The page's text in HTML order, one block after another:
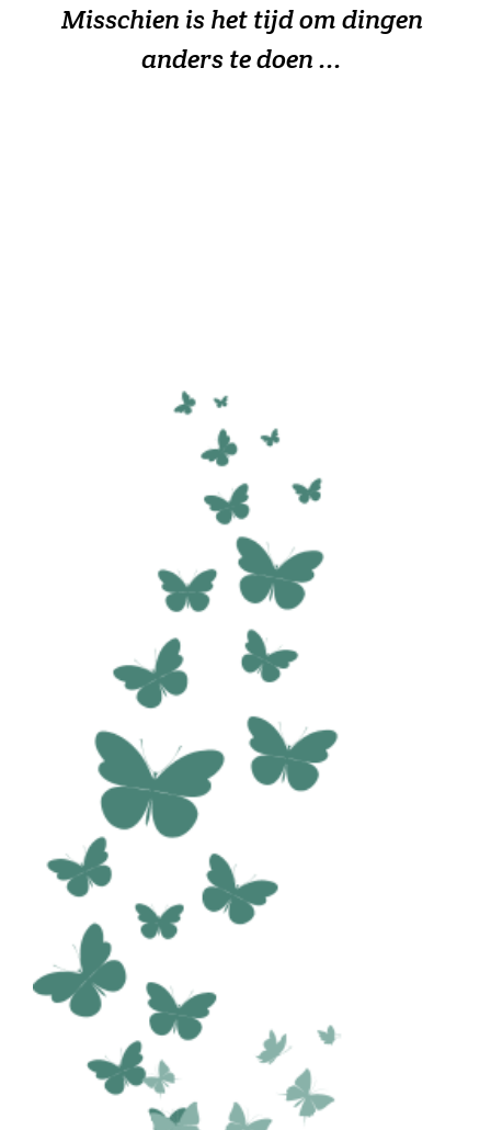
Misschien is het tijd om dingen
anders te doen ...